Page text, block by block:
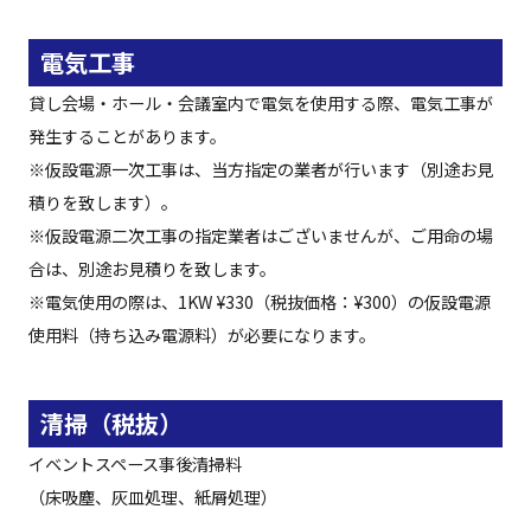
電気工事
貸し会場・ホール・会議室内で電気を使用する際、電気工事が
発生することがあります。
※仮設電源一次工事は、当方指定の業者が行います（別途お見
積りを致します）。
※仮設電源二次工事の指定業者はございませんが、ご用命の場
合は、別途お見積りを致します。
※電気使用の際は、1KW ¥330（税抜価格：¥300）の仮設電源
使用料（持ち込み電源料）が必要になります。
清掃（税抜）
イベントスペース事後清掃料
（床吸塵、灰皿処理、紙屑処理）